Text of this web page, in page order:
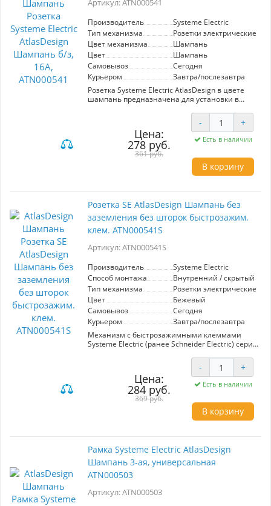
Артикул: ATN000541
Производитель
Systeme Electric
Тип механизма
Розетки электрические
Цвет механизма
Шампань
Цвет
Шампань
Самовывоз
Сегодня
Курьером
Завтра/послезавтра
Розетка Systeme Electric AtlasDesign в цвете
шампань предназначена для установки в
номинальным током 16А, она обеспечивает
надежное подключение электрических
приборов. Элегантный дизайн в оттенках
шампани гармонично вписывается в любой
интерьер. Подходит для стандартного
Цена:
278 руб.
361 руб.
- +
Есть в наличии
В корзину
Розетка SE AtlasDesign Шампань без
заземления без шторок быстрозажим.
клем. ATN000541S
Артикул: ATN000541S
Производитель
Systeme Electric
Способ монтажа
Внутренний / скрытый
Тип механизма
Розетки электрические
Цвет
Бежевый
Самовывоз
Сегодня
Курьером
Завтра/послезавтра
Механизм с быстрозажимными клеммами
Systeme Electric (ранее Schneider Electric) серии
одинарной без заземления и без шторок
подходит для сетей 250 В, на ток 16 А. С
помощью новых быстрозажимных клемм
монтаж розеток и выключателей стал намного
быстрее. Теперь подключение не требует
Лицевые детали из качественного ABS-
излучению.
Цена:
284 руб.
369 руб.
- +
Есть в наличии
В корзину
Рамка Systeme Electric AtlasDesign
Шампань 3-ая, универсальная
ATN000503
Артикул: ATN000503